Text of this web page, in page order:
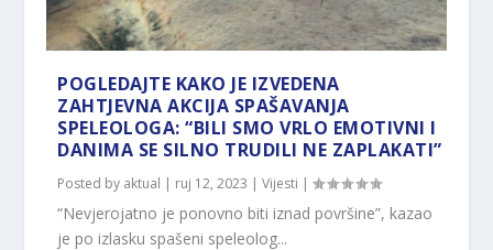
POGLEDAJTE KAKO JE IZVEDENA
ZAHTJEVNA AKCIJA SPAŠAVANJA
SPELEOLOGA: “BILI SMO VRLO EMOTIVNI I
DANIMA SE SILNO TRUDILI NE ZAPLAKATI”
Posted by aktual | ruj 12, 2023 |Vijesti |
“Nevjerojatno je ponovno biti iznad površine”, kazao
je po izlasku spašeni speleolog...